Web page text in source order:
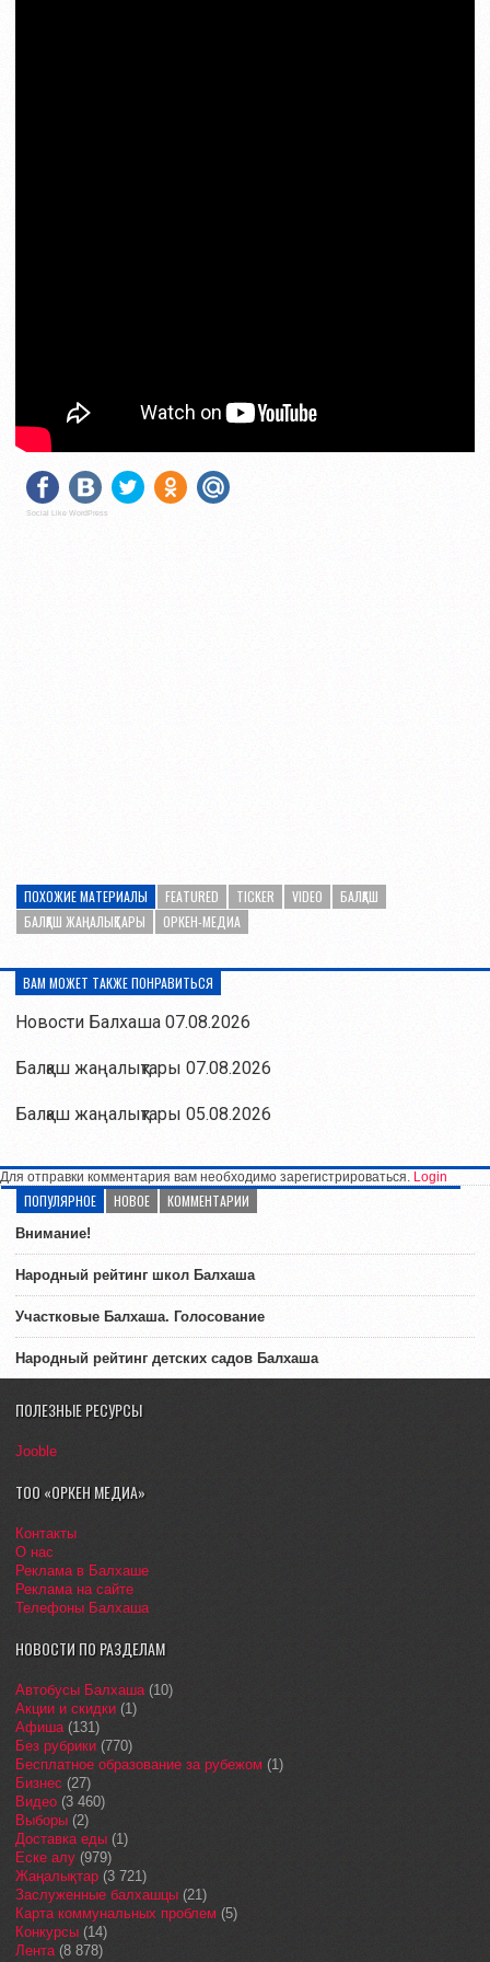
Social Like WordPress
ПОХОЖИЕ МАТЕРИАЛЫ FEATURED TICKER VIDEO
БАЛҚАШ
БАЛҚАШ ЖАҢАЛЫҚТАРЫ
ОРКЕН-МЕДИА
ВАМ МОЖЕТ ТАКЖЕ ПОНРАВИТЬСЯ
Новости Балхаша 07.08.2026
Балқаш жаңалықтары 07.08.2026
Балқаш жаңалықтары 05.08.2026
Для отправки комментария вам необходимо зарегистрироваться. Login
ПОПУЛЯРНОЕ НОВОЕ КОММЕНТАРИИ
Внимание!
Народный рейтинг школ Балхаша
Участковые Балхаша. Голосование
Народный рейтинг детских садов Балхаша
ПОЛЕЗНЫЕ РЕСУРСЫ
Jooble
ТОО «ОРКЕН МЕДИА»
Контакты
О нас
Реклама в Балхаше
Реклама на сайте
Телефоны Балхаша
НОВОСТИ ПО РАЗДЕЛАМ
Автобусы Балхаша(10)
Акции и скидки (1)
Афиша(131)
Без рубрики (770)
Бесплатное образование за рубежом (1)
Бизнес (27)
Видео (3 460)
Выборы (2)
Доставка еды (1)
Еске алу (979)
Жаңалықтар (3 721)
Заслуженные балхашцы (21)
Карта коммунальных проблем (5)
Конкурсы (14)
Лента(8 878)